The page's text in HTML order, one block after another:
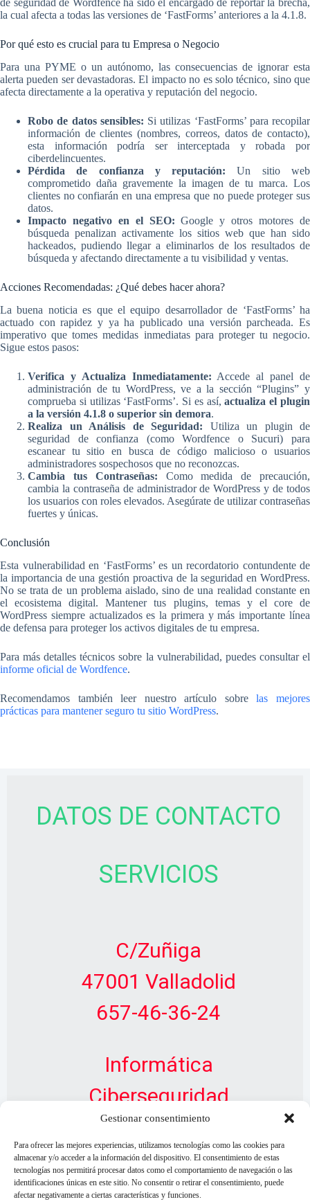
Gestionar consentimiento
Para ofrecer las mejores experiencias, utilizamos tecnologías como las cookies para
almacenar y/o acceder a la información del dispositivo. El consentimiento de estas
tecnologías nos permitirá procesar datos como el comportamiento de navegación o las
identificaciones únicas en este sitio. No consentir o retirar el consentimiento, puede
afectar negativamente a ciertas características y funciones.
de seguridad de Wordfence ha sido el encargado de reportar la brecha,
la cual afecta a todas las versiones de ‘FastForms’ anteriores a la 4.1.8.
Por qué esto es crucial para tu Empresa o Negocio
Para una PYME o un autónomo, las consecuencias de ignorar esta
alerta pueden ser devastadoras. El impacto no es solo técnico, sino que
afecta directamente a la operativa y reputación del negocio.
Robo de datos sensibles: Si utilizas ‘FastForms’ para recopilar
información de clientes (nombres, correos, datos de contacto),
esta información podría ser interceptada y robada por
ciberdelincuentes.
Pérdida de confianza y reputación: Un sitio web
comprometido daña gravemente la imagen de tu marca. Los
clientes no confiarán en una empresa que no puede proteger sus
datos.
Impacto negativo en el SEO: Google y otros motores de
búsqueda penalizan activamente los sitios web que han sido
hackeados, pudiendo llegar a eliminarlos de los resultados de
búsqueda y afectando directamente a tu visibilidad y ventas.
Acciones Recomendadas: ¿Qué debes hacer ahora?
La buena noticia es que el equipo desarrollador de ‘FastForms’ ha
actuado con rapidez y ya ha publicado una versión parcheada. Es
imperativo que tomes medidas inmediatas para proteger tu negocio.
Sigue estos pasos:
Verifica y Actualiza Inmediatamente: Accede al panel de
administración de tu WordPress, ve a la sección “Plugins” y
comprueba si utilizas ‘FastForms’. Si es así,actualiza el plugin
a la versión 4.1.8 o superior sin demora.
Realiza un Análisis de Seguridad: Utiliza un plugin de
seguridad de confianza (como Wordfence o Sucuri) para
escanear tu sitio en busca de código malicioso o usuarios
administradores sospechosos que no reconozcas.
Cambia tus Contraseñas: Como medida de precaución,
cambia la contraseña de administrador de WordPress y de todos
los usuarios con roles elevados. Asegúrate de utilizar contraseñas
fuertes y únicas.
Conclusión
Esta vulnerabilidad en ‘FastForms’ es un recordatorio contundente de
la importancia de una gestión proactiva de la seguridad en WordPress.
No se trata de un problema aislado, sino de una realidad constante en
el ecosistema digital. Mantener tus plugins, temas y el core de
WordPress siempre actualizados es la primera y más importante línea
de defensa para proteger los activos digitales de tu empresa.
Para más detalles técnicos sobre la vulnerabilidad, puedes consultar el
informe oficial de Wordfence.
Recomendamos también leer nuestro artículo sobrelas mejores
prácticas para mantener seguro tu sitio WordPress.
DATOS DE CONTACTO
SERVICIOS
C/Zuñiga
47001 Valladolid
657-46-36-24
Informática
Ciberseguridad
Diseño Web